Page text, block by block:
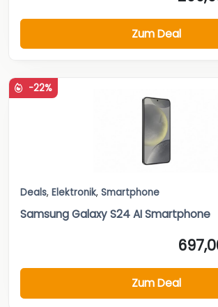
Zum Deal
-22%
Deals, Elektronik, Smartphone
Samsung Galaxy S24 AI Smartphone
Zum Deal